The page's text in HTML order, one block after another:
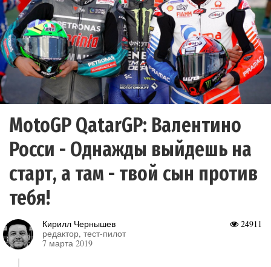
MotoGP QatarGP: Валентино
Росси - Однажды выйдешь на
старт, а там - твой сын против
тебя!
24911
Кирилл Чернышев
редактор, тест-пилот
7 марта 2019